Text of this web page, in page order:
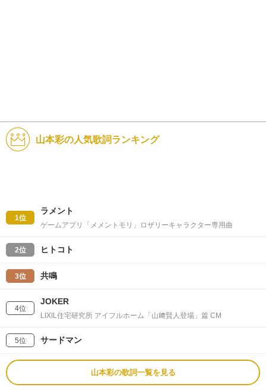
山本彩の人気歌詞ランキング
1位
ラメント
ゲームアプリ「メメントモリ」ロザリーキャラクター専用曲
2位 ヒトコト
3位 共鳴
4位
JOKER
LIXIL住宅研究所 アイフルホーム「山﨑賢人登場」篇 CM
5位 サードマン
山本彩の歌詞一覧を見る